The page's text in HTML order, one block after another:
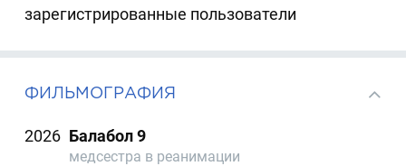
зарегистрированные пользователи
ФИЛЬМОГРАФИЯ
2026 Балабол 9
медсестра в реанимации